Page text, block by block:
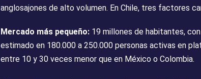
anglosajones de alto volumen. En Chile, tres factores
Mercado más pequeño: 19 millones de habitantes,
estimado en 180.000 a 250.000 personas activas en
entre 10 y 30 veces menor que en México o Colombia.